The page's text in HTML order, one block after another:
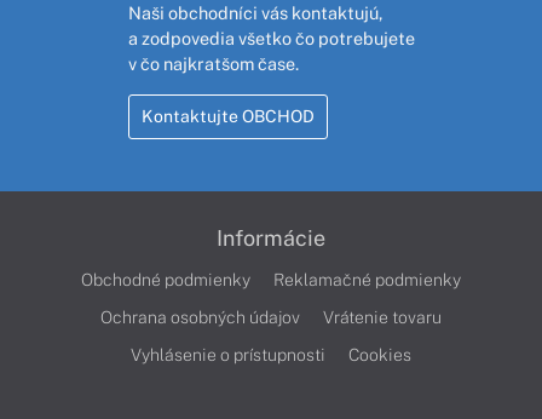
Naši obchodníci vás kontaktujú,
a zodpovedia všetko čo potrebujete
v čo najkratšom čase.
Kontaktujte OBCHOD
Informácie
Obchodné podmienky
Reklamačné podmienky
Ochrana osobných údajov
Vrátenie tovaru
Vyhlásenie o prístupnosti
Cookies